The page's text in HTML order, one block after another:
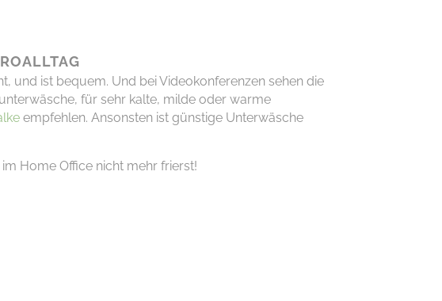
und ist bequem. Und bei Videokonferenzen sehen die
für sehr kalte, milde oder warme
empfehlen. Ansonsten ist günstige Unterwäsche
Home Office nicht mehr frierst!